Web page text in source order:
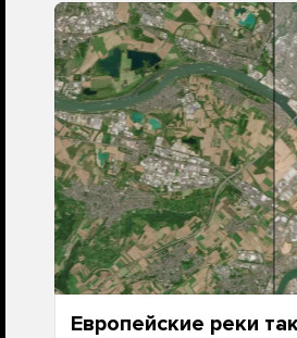
Европейские реки